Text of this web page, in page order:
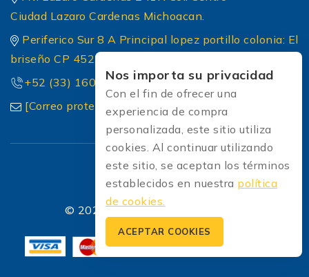
Ciudad Lazaro Cardenas Michoacan.
Periferico Sur 8 A Principal lopez portillo colonia: El
briseño CP 45236 Zapopan Jalisco
+52 (33) 1604 5032
[Correo protected]
© 2026 Soldadoras Soldaexpress
Nos importa su privacidad
Con el fin de ofrecer una
experiencia de compra
personalizada, este sitio utiliza
cookies. Al continuar utilizando
este sitio, se aceptan los términos
establecidos en nuestra política
de cookies.
ACEPTAR COOKIES